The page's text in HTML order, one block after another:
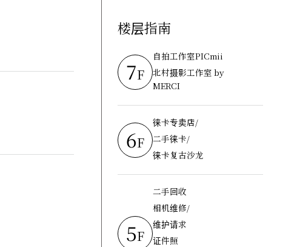
楼层指南
7F
自拍工作室PICmii
北村摄影工作室 by
MERCI
6F
徕卡专卖店/
二手徕卡/
徕卡复古沙龙
5F
二手回收
相机维修/
维护请求
证件照